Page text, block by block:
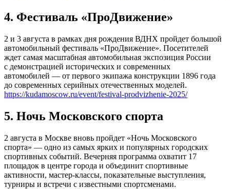
4. Фестиваль «ПроДвижение»
2 и 3 августа в рамках дня рождения ВДНХ пройдет большой
автомобильный фестиваль «ПроДвижение». Посетителей
ждет самая масштабная автомобильная экспозиция России
с демонстрацией исторических и современных
автомобилей — от первого экипажа конструкции 1896 года
до современных серийных отечественных моделей.
https://kudamoscow.ru/event/festival-prodvizhenie-2025/
5. Ночь Московского спорта
2 августа в Москве вновь пройдет «Ночь Московского
спорта» — одно из самых ярких и популярных городских
спортивных событий. Вечерняя программа охватит 17
площадок в центре города и объединит спортивные
активности, мастер-классы, показательные выступления,
турниры и встречи с известными спортсменами.